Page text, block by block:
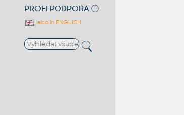
PROFI PODPORA ⓘ
also in ENGLISH